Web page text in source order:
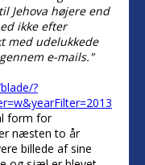
Jehova højere end
ikke efter
med udelukkede
e-mails."
?
form for
næsten to år
billede af sine